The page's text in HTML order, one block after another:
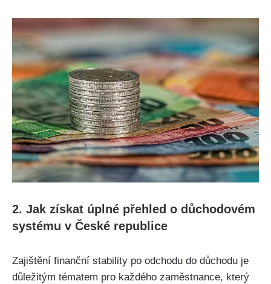
2. Jak získat úplné přehled o důchodovém
systému v České republice
Zajištění finanční stability po odchodu do důchodu je
důležitým tématem pro každého zaměstnance, který